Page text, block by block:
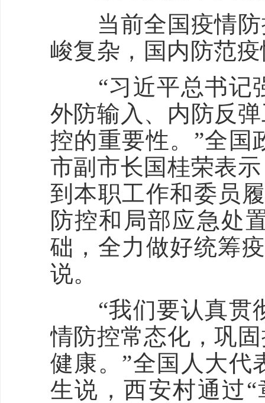
当前全国疫情防
峻复杂，国内防范
“习近平总书记强
外防输入、内防反
控的重要性。”全国
市副市长国桂荣表
到本职工作和委员
防控和局部应急处
础，全力做好统筹
说。
“我们要认真贯彻
情防控常态化，巩
健康。”全国人大代
生说，西安村通过